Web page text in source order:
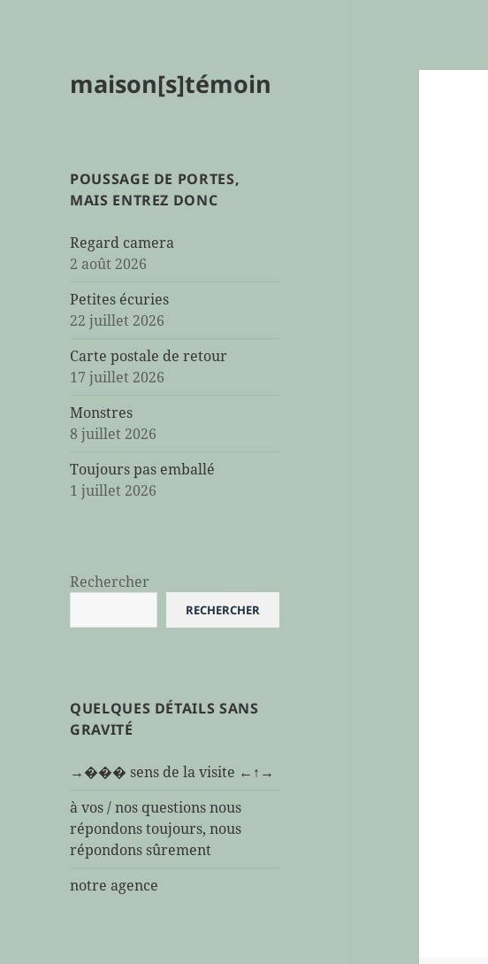
maison[s]témoin
POUSSAGE DE PORTES,
MAIS ENTREZ DONC
Regard camera
2 août 2026
Petites écuries
22 juillet 2026
Carte postale de retour
17 juillet 2026
Monstres
8 juillet 2026
Toujours pas emballé
1 juillet 2026
Rechercher
RECHERCHER
QUELQUES DÉTAILS SANS
GRAVITÉ
→��� sens de la visite ←↑→
à vos / nos questions nous
répondons toujours, nous
répondons sûrement
notre agence